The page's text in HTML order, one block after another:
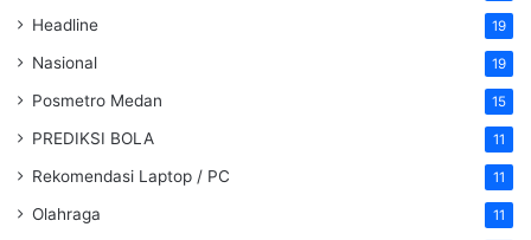
Headline 19
Nasional 19
Posmetro Medan 15
PREDIKSI BOLA 11
Rekomendasi Laptop / PC 11
Olahraga 11